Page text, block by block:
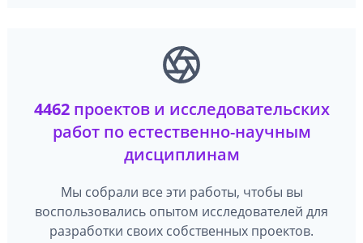
4462проектов и исследовательских
работ по естественно-научным
дисциплинам
Мы собрали все эти работы, чтобы вы
воспользовались опытом исследователей для
разработки своих собственных проектов.